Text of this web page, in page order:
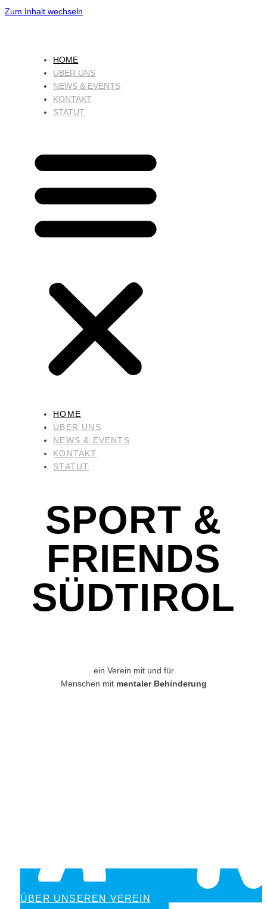
Zum Inhalt wechseln
HOME
ÜBER UNS
NEWS & EVENTS
KONTAKT
STATUT
HOME
ÜBER UNS
NEWS & EVENTS
KONTAKT
STATUT
SPORT &
FRIENDS
SÜDTIROL
ein Verein mit und für
Menschen mit mentaler Behinderung
ÜBER UNSEREN VEREIN